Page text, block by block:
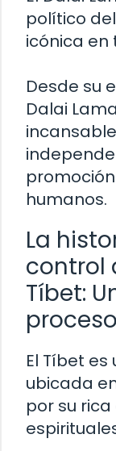
político
icónica en
Desde su
Dalai
humanos.
La
control
Tíbet:
El Tíbet
ubicada
por su